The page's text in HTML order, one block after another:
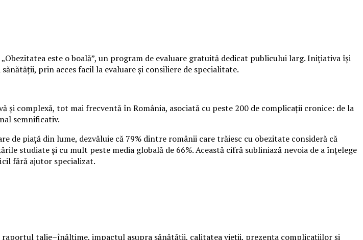
este o boală”, un program de evaluare gratuită dedicat publicului larg. Inițiativa își
prin acces facil la evaluare și consiliere de specialitate.
complexă, tot mai frecventă în România, asociată cu peste 200 de complicații cronice: de la
semnificativ.
piață din lume, dezvăluie că 79% dintre românii care trăiesc cu obezitate consideră că
studiate și cu mult peste media globală de 66%. Această cifră subliniază nevoia de a înțelege
fără ajutor specializat.
talie–înălțime, impactul asupra sănătății, calitatea vieții, prezența complicațiilor și